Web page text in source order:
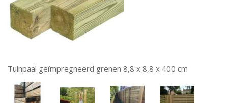
Tuinpaal geïmpregneerd grenen 8,8 x 8,8 x 400 cm